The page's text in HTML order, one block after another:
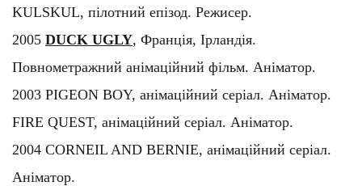
OLD TOM, анімаційний серіал. Аніматор.
ETHELBERT THE TIGRE, анімаційний серіал.
Аніматор.
2000 ARCHIBALD THE KOALA, анімаційний серіал.
Аніматор.
ZOO LANE 64, анімаційний серіал. Аніматор.